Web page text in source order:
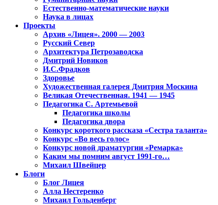
Естественно-математические науки
Наука в лицах
Проекты
Архив «Лицея». 2000 — 2003
Русский Север
Архитектура Петрозаводска
Дмитрий Новиков
И.С.Фрадков
Здоровье
Художественная галерея Дмитрия Москина
Великая Отечественная. 1941 — 1945
Педагогика С. Артемьевой
Педагогика школы
Педагогика двора
Конкурс короткого рассказа «Сестра таланта»
Конкурс «Во весь голос»
Конкурс новой драматургии «Ремарка»
Каким мы помним август 1991-го…
Михаил Швейцер
Блоги
Блог Лицея
Алла Нестеренко
Михаил Гольденберг